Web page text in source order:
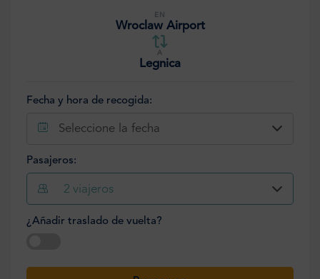
EN
Wroclaw Airport
A
Legnica
Fecha y hora de recogida:
Seleccione la fecha
Pasajeros:
2 viajeros
¿Añadir traslado de vuelta?